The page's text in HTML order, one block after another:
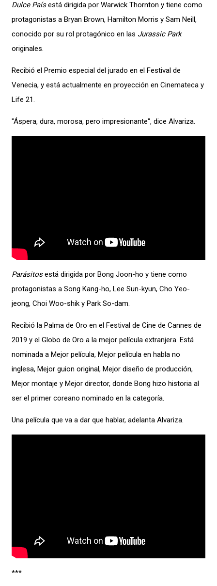
Dulce Paísestá dirigida por Warwick Thornton y tiene como
protagonistas a Bryan Brown, Hamilton Morris y Sam Neill,
conocido por su rol protagónico en las Jurassic Park
originales.
Recibió el Premio especial del jurado en el Festival de
Venecia, y está actualmente en proyección en Cinemateca y
Life 21.
"Áspera, dura, morosa, pero impresionante", dice Alvariza.
Parásitosestá dirigida por Bong Joon-ho y tiene como
protagonistas a Song Kang-ho, Lee Sun-kyun, Cho Yeo-
jeong, Choi Woo-shik y Park So-dam.
Recibió la Palma de Oro en el Festival de Cine de Cannes de
2019 y el Globo de Oro a la mejor película extranjera. Está
nominada a Mejor película, Mejor película en habla no
inglesa, Mejor guion original, Mejor diseño de producción,
Mejor montaje y Mejor director, donde Bong hizo historia al
ser el primer coreano nominado en la categoría.
Una película que va a dar que hablar, adelanta Alvariza.
***